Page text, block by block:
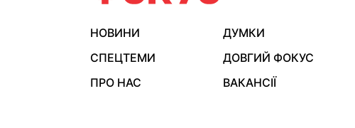
НОВИНИ ДУМКИ
СПЕЦТЕМИ
ДОВГИЙ ФОКУС
ПРО НАС
ВАКАНСІЇ